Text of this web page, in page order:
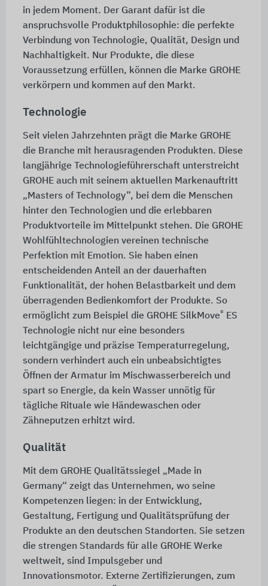
in jedem Moment. Der Garant dafür ist die
anspruchsvolle Produktphilosophie: die perfekte
Verbindung von Technologie, Qualität, Design und
Nachhaltigkeit. Nur Produkte, die diese
Voraussetzung erfüllen, können die Marke GROHE
verkörpern und kommen auf den Markt.
Technologie
Seit vielen Jahrzehnten prägt die Marke GROHE
die Branche mit herausragenden Produkten. Diese
langjährige Technologieführerschaft unterstreicht
GROHE auch mit seinem aktuellen Markenauftritt
„Masters of Technology”, bei dem die Menschen
hinter den Technologien und die erlebbaren
Produktvorteile im Mittelpunkt stehen. Die GROHE
Wohlfühltechnologien vereinen technische
Perfektion mit Emotion. Sie haben einen
entscheidenden Anteil an der dauerhaften
Funktionalität, der hohen Belastbarkeit und dem
überragenden Bedienkomfort der Produkte. So
ermöglicht zum Beispiel die GROHE SilkMove® ES
Technologie nicht nur eine besonders
leichtgängige und präzise Temperaturregelung,
sondern verhindert auch ein unbeabsichtigtes
Öffnen der Armatur im Mischwasserbereich und
spart so Energie, da kein Wasser unnötig für
tägliche Rituale wie Händewaschen oder
Zähneputzen erhitzt wird.
Qualität
Mit dem GROHE Qualitätssiegel „Made in
Germany“ zeigt das Unternehmen, wo seine
Kompetenzen liegen: in der Entwicklung,
Gestaltung, Fertigung und Qualitätsprüfung der
Produkte an den deutschen Standorten. Sie setzen
die strengen Standards für alle GROHE Werke
weltweit, sind Impulsgeber und
Innovationsmotor. Externe Zertifizierungen, zum